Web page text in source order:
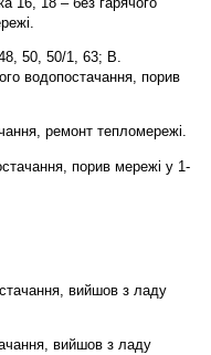
50, 50/1, 63; В.
водопостачання, порив
ремонт тепломережі.
порив мережі у 1-
вийшов з ладу
вийшов з ладу